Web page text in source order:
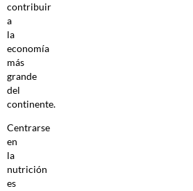
contribuir
a
la
economía
más
grande
del
continente.
Centrarse
en
la
nutrición
es